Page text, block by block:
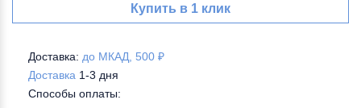
Купить в 1 клик
Доставка: до МКАД, 500 ₽
Доставка 1-3 дня
Способы оплаты: